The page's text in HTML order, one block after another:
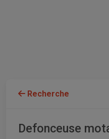
Recherche
Defonceuse